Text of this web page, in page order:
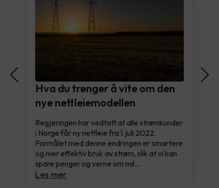
Hva du trenger å vite om den
nye nettleiemodellen
Regjeringen har vedtatt at alle strømkunder
i Norge får ny nettleie fra 1.juli 2022.
Formålet med denne endringen er smartere
og mer effektiv bruk av strøm, slik at vi kan
spare penger og verne om mil…
Les mer